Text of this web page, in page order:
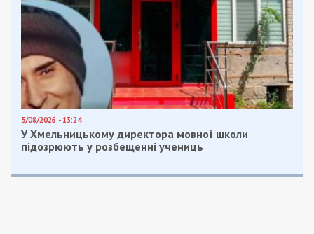
За даними Дніпропетровської ОВА,наразі вже
відомо про 15 загиблих – тіла ще трьох людей
дістали з-під завалів будинку.
Також стало відомо, що внаслідок
безпілотником по багатоповерхівці
допомога знадобилася брату та сестрі – обоє